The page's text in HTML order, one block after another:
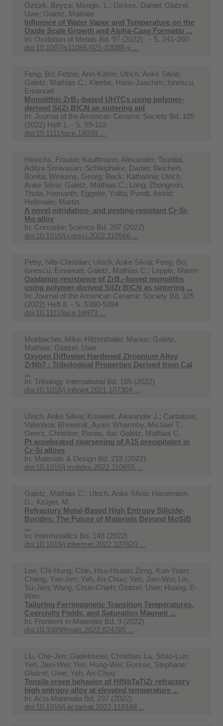
Öztürk, Beyza; Mengis, L.; Dickes, Daniel; Glatzel,
Uwe; Galetz, Mathias
Influence of Water Vapor and Temperature on the
Oxide Scale Growth and Alpha-Case Formatio ...
In: Oxidation of Metals Bd. 97 (2022) . - S. 241-260
doi:10.1007/s11085-021-10088-x ...
Feng, Bo; Fetzer, Ann-Katrin; Ulrich, Anke Silvia;
Galetz, Mathias C.; Kleebe, Hans-Joachim; Ionescu,
Emanuel
Monolithic ZrB₂‐based UHTCs using polymer‐
derived Si(Zr,B)CN as sintering aid
In: Journal of the American Ceramic Society Bd. 105
(2022) Heft 1. - S. 99-110
doi:10.1111/jace.18038 ...
Hinrichs, Frauke; Kauffmann, Alexander; Tirunilai,
Aditya Srinivasan; Schliephake, Daniel; Beichert,
Bonita; Winkens, Georg; Beck, Katharina; Ulrich,
Anke Silvia; Galetz, Mathias C.; Long, Zhongmin;
Thota, Hemanth; Eggeler, Yolita; Pundt, Astrid;
Heilmaier, Martin
A novel nitridation- and pesting-resistant Cr-Si-
Mo alloy
In: Corrosion Science Bd. 207 (2022)
doi:10.1016/j.corsci.2022.110566 ...
Petry, Nils-Christian; Ulrich, Anke Silvia; Feng, Bo;
Ionescu, Emanuel; Galetz, Mathias C.; Lepple, Maren
Oxidation resistance of ZrB₂‐based monoliths
using polymer‐derived Si(Zr,B)CN as sintering ...
In: Journal of the American Ceramic Society Bd. 105
(2022) Heft 8. - S. 5380-5394
doi:10.1111/jace.18473 ...
Mosbacher, Mike; Hilzenthaler, Marius; Galetz,
Mathias; Glatzel, Uwe
Oxygen Diffusion Hardened Zirconium Alloy
ZrNb7 : Tribological Properties Derived from Cal
...
In: Tribology International Bd. 165 (2022)
doi:10.1016/j.triboint.2021.107304 ...
Ulrich, Anke Silvia; Knowles, Alexander J.; Cantatore,
Valentina; Bhowmik, Ayan; Wharmby, Michael T.;
Geers, Christine; Panas, Itai; Galetz, Mathias C.
Pt accelerated coarsening of A15 precipitates in
Cr-Si alloys
In: Materials & Design Bd. 218 (2022)
doi:10.1016/j.matdes.2022.110655 ...
Galetz, Mathias C.; Ulrich, Anke Silvia; Hasemann,
G.; Krüger, M.
Refractory Metal-Based High Entropy Silicide-
Borides: The Future of Materials Beyond MoSiB
...
In: Intermetallics Bd. 148 (2022)
doi:10.1016/j.intermet.2022.107620 ...
Lee, Chi-Hung; Chin, Hsu-Hsuan; Zeng, Kun-Yuan;
Chang, Yao-Jen; Yeh, An-Chou; Yeh, Jien-Wei; Lin,
Su-Jien; Wang, Chun-Chieh; Glatzel, Uwe; Huang, E-
Wen
Tailoring Ferrimagnetic Transition Temperatures,
Coercivity Fields, and Saturation Magneti ...
In: Frontiers in Materials Bd. 9 (2022)
doi:10.3389/fmats.2022.824285 ...
Liu, Che-Jen; Gadelmeier, Christian; Lu, Shao-Lun;
Yeh, Jien-Wei; Yen, Hung-Wei; Gorsse, Stéphane;
Glatzel, Uwe; Yeh, An-Chou
Tensile creep behavior of HfNbTaTiZr refractory
high entropy alloy at elevated temperature ...
In: Acta Materialia Bd. 237 (2022)
doi:10.1016/j.actamat.2022.118188 ...